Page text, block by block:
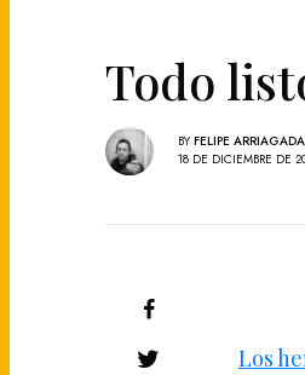
Todo
BY FELIPE ARRIAGADA
18 DE DICIEMBRE DE
Los